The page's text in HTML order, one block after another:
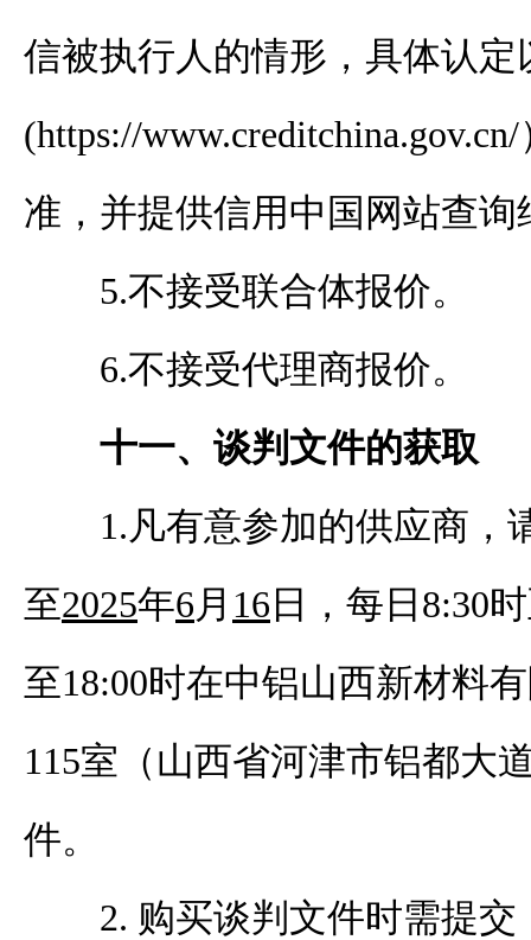
信被执行人的情形，具体认定
(https://
准，并提供信用中国网站查询
5.不接受联合体报价。
6.不接受代理商报价。
十一、谈判文件的获取
1.凡有意参加的供应商，
至2025年6月 16 日， 每日 8:30
至18:00时在中铝山西新材料
115室（山西省河津市铝都大
件。
2. 购买谈判 文件时需提交